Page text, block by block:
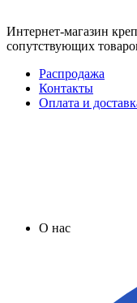
Интернет-магазин
сопутствующих
Распродажа
Контакты
Оплата и
О нас